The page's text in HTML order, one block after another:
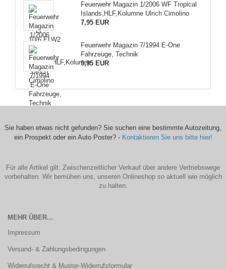
Feuerwehr Magazin 1/2006 WF Tropical
Islands,HLF,Kolumne Ulrich Cimolino
7,95 EUR
Feuerwehr Magazin 7/1994 E-One
Fahrzeuge, Technik
9,95 EUR
Sie haben etwas nicht gefunden? Sie suchen eine bestimmte Autozeitung,
ein Prospekt oder ein Auto Poster? - Kontaktieren Sie uns bitte hier!
Für alle Artikel gilt: Zwischenzeitlicher Verkauf über andere Vertriebswege
vorbehalten. Wir bemühen uns, unseren Onlineshop so aktuell wie möglich
zu halten.
MEHR ÜBER...
Impressum
Versand- & Zahlungsbedingungen
Widerrufsrecht & Muster-Widerrufsformular